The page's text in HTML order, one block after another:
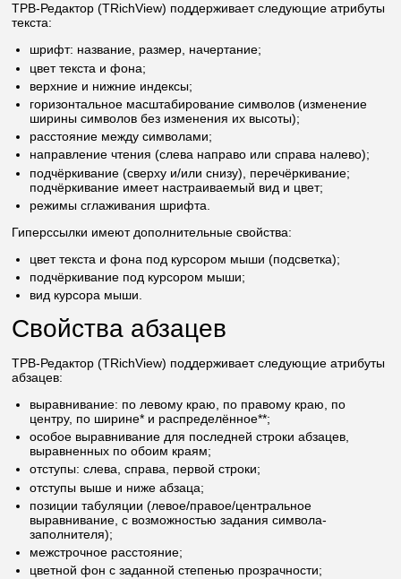
ТРВ-Редактор (TRichView) поддерживает следующие атрибуты
текста:
шрифт: название, размер, начертание;
цвет текста и фона;
верхние и нижние индексы;
горизонтальное масштабирование символов (изменение
ширины символов без изменения их высоты);
расстояние между символами;
направление чтения (слева направо или справа налево);
подчёркивание (сверху и/или снизу), перечёркивание;
подчёркивание имеет настраиваемый вид и цвет;
режимы сглаживания шрифта.
Гиперссылки имеют дополнительные свойства:
цвет текста и фона под курсором мыши (подсветка);
подчёркивание под курсором мыши;
вид курсора мыши.
Свойства абзацев
ТРВ-Редактор (TRichView) поддерживает следующие атрибуты
абзацев:
выравнивание: по левому краю, по правому краю, по
центру, по ширине* и распределённое**;
особое выравнивание для последней строки абзацев,
выравненных по обоим краям;
отступы: слева, справа, первой строки;
отступы выше и ниже абзаца;
позиции табуляции (левое/правое/центральное
выравнивание, с возможностью задания символа-
заполнителя);
межстрочное расстояние;
цветной фон с заданной степенью прозрачности;